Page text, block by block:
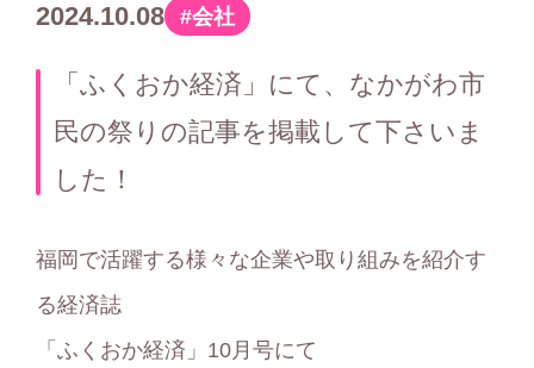
「ふくおか経済」にて、なかがわ市
民の祭りの記事を掲載して下さいま
した！
2024.10.08カ 会社
福岡で活躍する様々な企業や取り組みを紹介す
る経済誌
「ふくおか経済」10月号にて